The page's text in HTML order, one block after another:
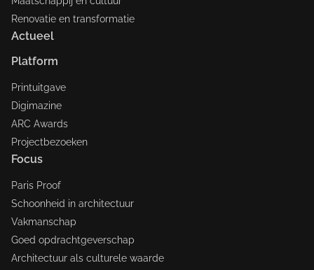
Renovatie en transformatie
Actueel
Platform
Printuitgave
Digimazine
ARC Awards
Projectbezoeken
Focus
Paris Proof
Schoonheid in architectuur
Vakmanschap
Goed opdrachtgeverschap
Architectuur als culturele waarde